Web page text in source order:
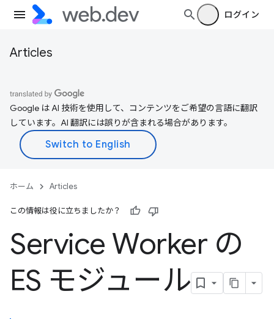
ログイン
Articles
Google は AI 技術を使用して、コンテンツをご希望の言語に翻訳
しています。AI 翻訳には誤りが含まれる場合があります。
ホーム Articles
この情報は役に立ちましたか？
Service Worker の
ES モジュール